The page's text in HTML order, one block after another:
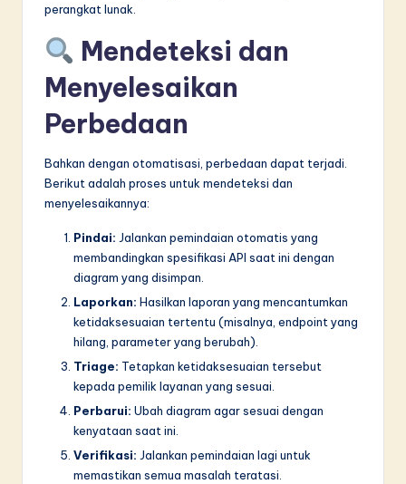
perangkat lunak.
Mendeteksi dan
Menyelesaikan
Perbedaan
Bahkan dengan otomatisasi, perbedaan dapat terjadi.
Berikut adalah proses untuk mendeteksi dan
menyelesaikannya:
Pindai: Jalankan pemindaian otomatis yang
membandingkan spesifikasi API saat ini dengan
diagram yang disimpan.
Laporkan: Hasilkan laporan yang mencantumkan
ketidaksesuaian tertentu (misalnya, endpoint yang
hilang, parameter yang berubah).
Triage: Tetapkan ketidaksesuaian tersebut
kepada pemilik layanan yang sesuai.
Perbarui: Ubah diagram agar sesuai dengan
kenyataan saat ini.
Verifikasi: Jalankan pemindaian lagi untuk
memastikan semua masalah teratasi.